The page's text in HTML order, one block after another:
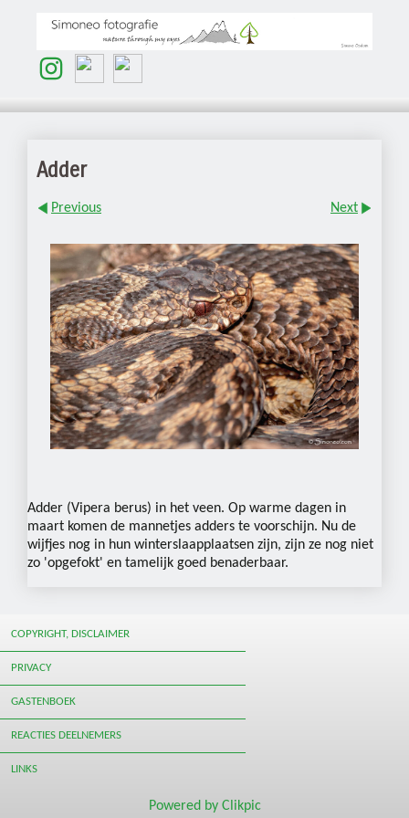
Adder
Previous Next
Adder (Vipera berus) in het veen. Op warme dagen in
maart komen de mannetjes adders te voorschijn. Nu de
wijfjes nog in hun winterslaapplaatsen zijn, zijn ze nog niet
zo 'opgefokt' en tamelijk goed benaderbaar.
COPYRIGHT, DISCLAIMER
PRIVACY
GASTENBOEK
REACTIES DEELNEMERS
LINKS
Powered by Clikpic